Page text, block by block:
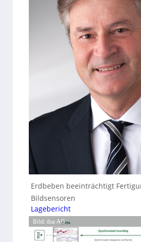
Erdbeben beeinträchtigt
Bildsensoren
Lagebericht
Bild: iba AG